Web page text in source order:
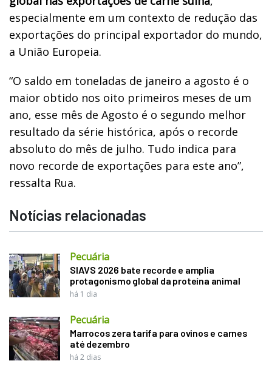
especialmente em um contexto de redução das
exportações do principal exportador do mundo,
a União Europeia.
“O saldo em toneladas de janeiro a agosto é o
maior obtido nos oito primeiros meses de um
ano, esse mês de Agosto é o segundo melhor
resultado da série histórica, após o recorde
absoluto do mês de julho. Tudo indica para
novo recorde de exportações para este ano”,
ressalta Rua.
Notícias relacionadas
Pecuária
SIAVS 2026 bate recorde e amplia
protagonismo global da proteína animal
há 1 dia
Pecuária
Marrocos zera tarifa para ovinos e carnes
até dezembro
há 2 dias